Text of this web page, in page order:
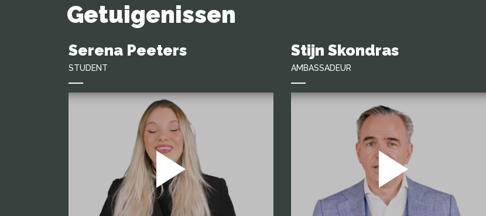
Getuigenissen
Serena Peeters
STUDENT
Stijn Skondras
AMBASSADEUR